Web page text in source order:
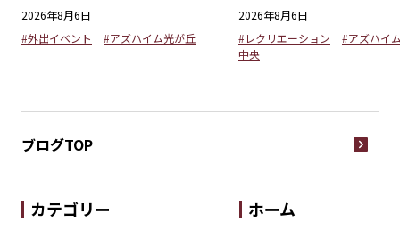
2026年8月6日
#外出イベント
#アズハイム光が丘
2026年8月6日
#レクリエーション
#アズハイ
中央
ブログTOP
カテゴリー ホーム